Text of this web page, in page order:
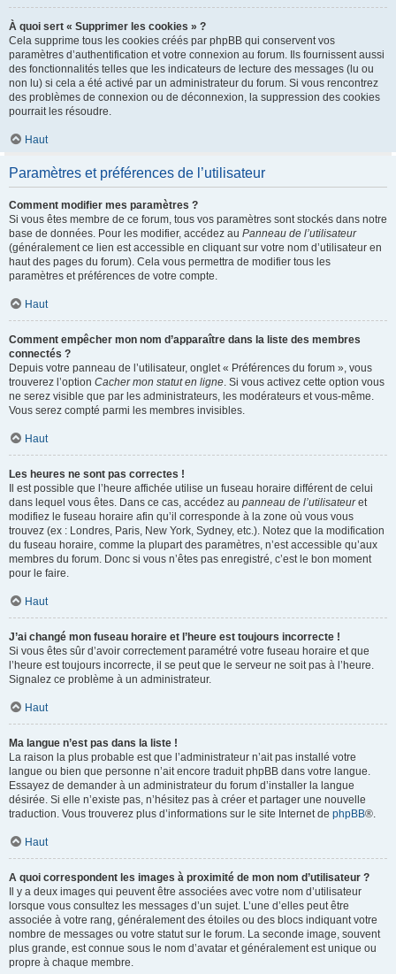
À quoi sert « Supprimer les cookies » ?
Cela supprime tous les cookies créés par phpBB qui conservent vos
paramètres d’authentification et votre connexion au forum. Ils fournissent aussi
des fonctionnalités telles que les indicateurs de lecture des messages (lu ou
non lu) si cela a été activé par un administrateur du forum. Si vous rencontrez
des problèmes de connexion ou de déconnexion, la suppression des cookies
pourrait les résoudre.
Haut
Paramètres et préférences de l’utilisateur
Comment modifier mes paramètres ?
Si vous êtes membre de ce forum, tous vos paramètres sont stockés dans notre
base de données. Pour les modifier, accédez au Panneau de l’utilisateur
(généralement ce lien est accessible en cliquant sur votre nom d’utilisateur en
haut des pages du forum). Cela vous permettra de modifier tous les
paramètres et préférences de votre compte.
Haut
Comment empêcher mon nom d’apparaître dans la liste des membres
connectés ?
Depuis votre panneau de l’utilisateur, onglet « Préférences du forum », vous
trouverez l’option Cacher mon statut en ligne. Si vous activez cette option vous
ne serez visible que par les administrateurs, les modérateurs et vous-même.
Vous serez compté parmi les membres invisibles.
Haut
Les heures ne sont pas correctes !
Il est possible que l’heure affichée utilise un fuseau horaire différent de celui
dans lequel vous êtes. Dans ce cas, accédez au panneau de l’utilisateuret
modifiez le fuseau horaire afin qu’il corresponde à la zone où vous vous
trouvez (ex : Londres, Paris, New York, Sydney, etc.). Notez que la modification
du fuseau horaire, comme la plupart des paramètres, n’est accessible qu’aux
membres du forum. Donc si vous n’êtes pas enregistré, c’est le bon moment
pour le faire.
Haut
J’ai changé mon fuseau horaire et l’heure est toujours incorrecte !
Si vous êtes sûr d’avoir correctement paramétré votre fuseau horaire et que
l’heure est toujours incorrecte, il se peut que le serveur ne soit pas à l’heure.
Signalez ce problème à un administrateur.
Haut
Ma langue n’est pas dans la liste !
La raison la plus probable est que l’administrateur n’ait pas installé votre
langue ou bien que personne n’ait encore traduit phpBB dans votre langue.
Essayez de demander à un administrateur du forum d’installer la langue
désirée. Si elle n’existe pas, n’hésitez pas à créer et partager une nouvelle
traduction. Vous trouverez plus d’informations sur le site Internet de phpBB®.
Haut
A quoi correspondent les images à proximité de mon nom d’utilisateur ?
Il y a deux images qui peuvent être associées avec votre nom d’utilisateur
lorsque vous consultez les messages d’un sujet. L’une d’elles peut être
associée à votre rang, généralement des étoiles ou des blocs indiquant votre
nombre de messages ou votre statut sur le forum. La seconde image, souvent
plus grande, est connue sous le nom d’avatar et généralement est unique ou
propre à chaque membre.